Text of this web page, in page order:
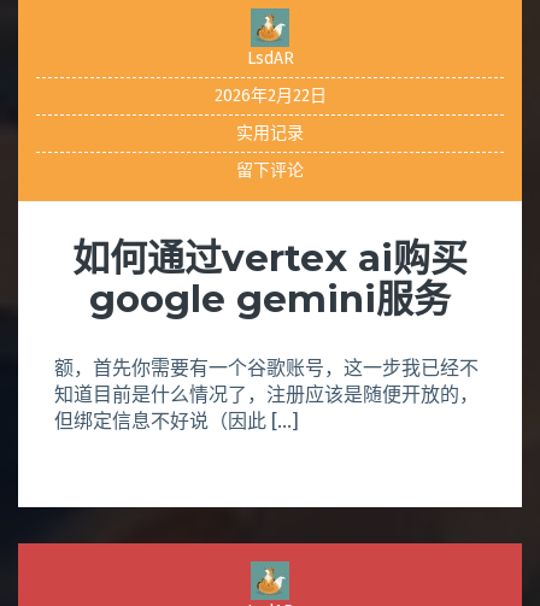
LsdAR
2026年2月22日
实用记录
留下评论
如何通过vertex ai购买
google gemini服务
额，首先你需要有一个谷歌账号，这一步我已经不
知道目前是什么情况了，注册应该是随便开放的，
但绑定信息不好说（因此 […]